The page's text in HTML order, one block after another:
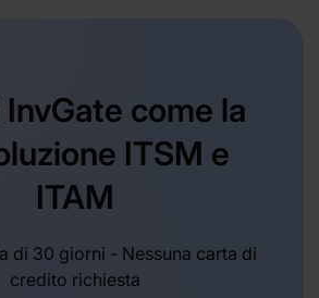
come la
ITSM e
ITAM
di 30 giorni - Nessuna carta di
credito richiesta